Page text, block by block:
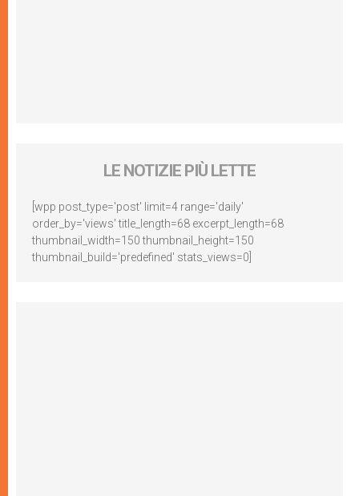
LE NOTIZIE PIÙ LETTE
[wpp post_type='post' limit=4 range='daily'
order_by='views' title_length=68 excerpt_length=68
thumbnail_width=150 thumbnail_height=150
thumbnail_build='predefined' stats_views=0]